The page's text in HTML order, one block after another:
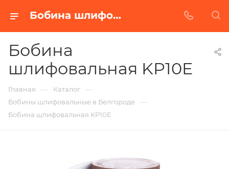
Бобина шлифовальная KP10E в Белгороде | Купить по недорогой цене от Абразивного Завода
Бобина
шлифовальная KP10E
Главная — Каталог —
Бобины шлифовальные в Белгороде —
Бобина шлифовальная KP10E